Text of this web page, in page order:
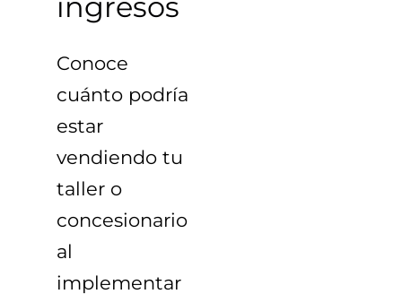
Conoce
cuánto podría
estar
vendiendo tu
taller o
concesionario
al
implementar